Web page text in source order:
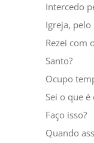
Intercedo
Igreja,
Rezei com
Santo?
Ocupo
Sei o que
Faço isso?
Quando